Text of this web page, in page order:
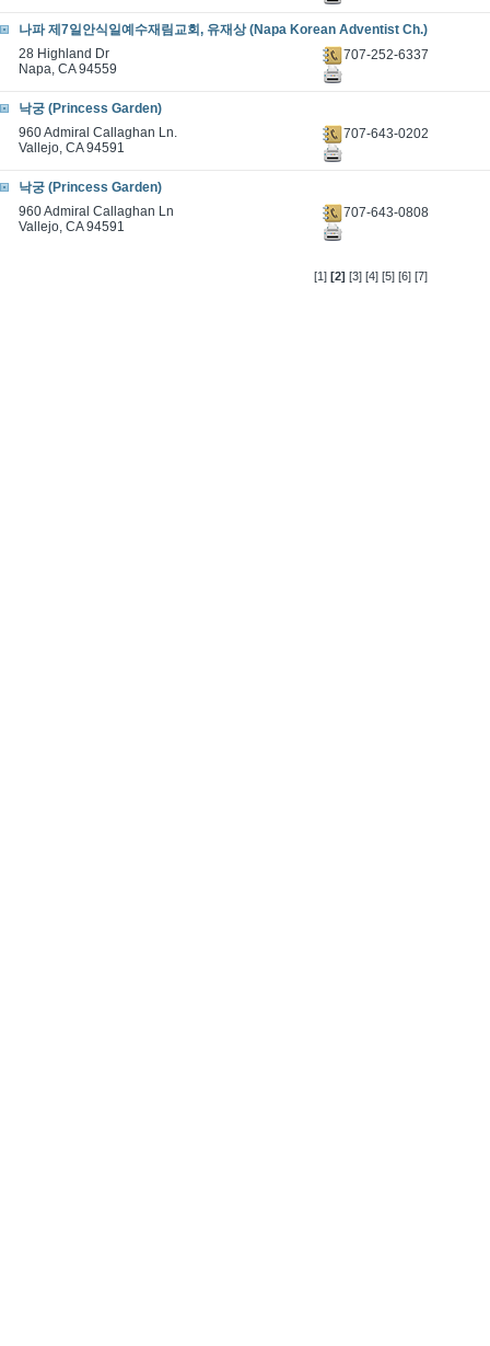
나파 제7일안식일예수재림교회, 유재상 (Napa Korean Adventist Ch.)
28 Highland Dr
Napa, CA 94559
707-252-6337
낙궁 (Princess Garden)
960 Admiral Callaghan Ln.
Vallejo, CA 94591
707-643-0202
낙궁 (Princess Garden)
960 Admiral Callaghan Ln
Vallejo, CA 94591
707-643-0808
[1] [2] [3] [4] [5] [6] [7]